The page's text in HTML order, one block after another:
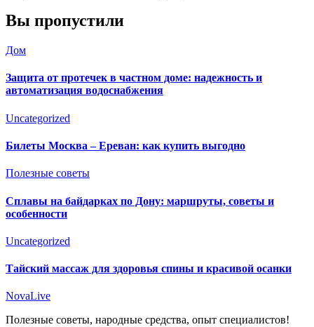
Вы пропустили
Дом
Защита от протечек в частном доме: надежность и
автоматизация водоснабжения
Uncategorized
Билеты Москва – Ереван: как купить выгодно
Полезные советы
Сплавы на байдарках по Дону: маршруты, советы и
особенности
Uncategorized
Тайский массаж для здоровья спины и красивой осанки
NovaLive
Полезные советы, народные средства, опыт специалистов!